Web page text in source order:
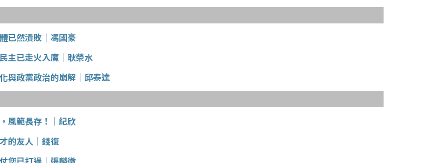
已然潰敗│馮國豪
主已走火入魔│耿榮水
與政黨政治的崩解│邱泰達
風範長存！│紀欣
的友人│錢復